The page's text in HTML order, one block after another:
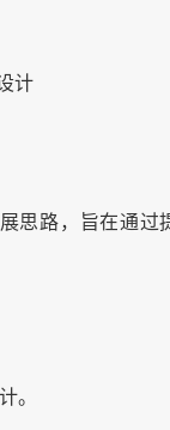
思路，旨在通
。